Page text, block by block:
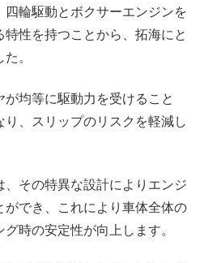
輪駆動とボクサーエンジンを
性を持つことから、拓海にと
。
均等に駆動力を受けること
、スリップのリスクを軽減し
、その特異な設計によりエンジ
ができ、これにより車体全体の
時の安定性が向上します。